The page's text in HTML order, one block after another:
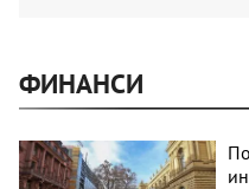
ФИНАНСИ